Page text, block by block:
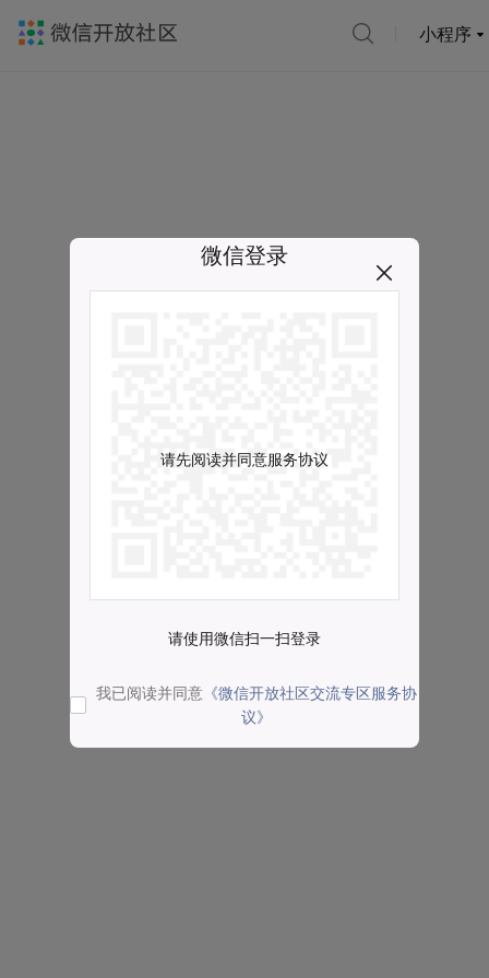
小程序
微信登录
请先阅读并同意服务协议
请使用微信扫一扫登录
我已阅读并同意 《微信开放社区交流专区服务协
议》